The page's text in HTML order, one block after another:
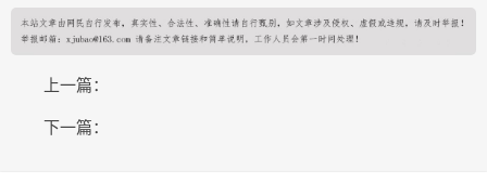
上一篇：
下一篇：